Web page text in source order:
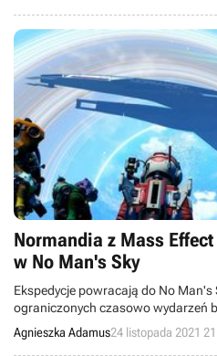
Normandia z Mass
w No Man's Sky
Ekspedycje powracają do No Man's
ograniczonych czasowo wydarzeń
innymi statek Normandia z Mass
Agnieszka Adamus24 listopada 2021